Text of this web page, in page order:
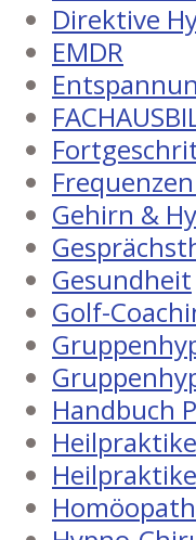
Direktive
EMDR
Gehirn &
Gesundheit
Golf-
Handbuch